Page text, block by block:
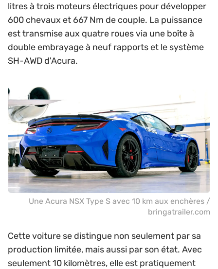
litres à trois moteurs électriques pour développer
600 chevaux et 667 Nm de couple. La puissance
est transmise aux quatre roues via une boîte à
double embrayage à neuf rapports et le système
SH-AWD d'Acura.
Une Acura NSX Type S avec 10 km aux enchères /
bringatrailer.com
Cette voiture se distingue non seulement par sa
production limitée, mais aussi par son état. Avec
seulement 10 kilomètres, elle est pratiquement